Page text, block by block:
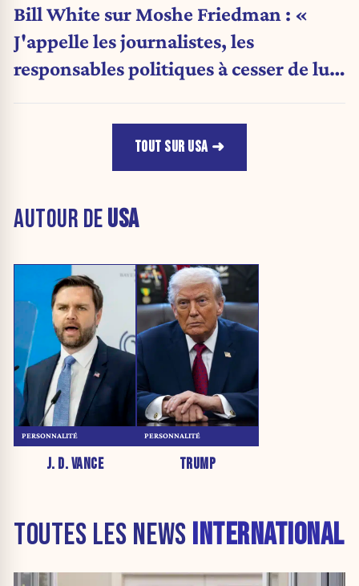
Bill White sur Moshe Friedman : «
J'appelle les journalistes, les
responsables politiques à cesser de lui
TOUT SUR USA
AUTOUR DEUSA
J. D. VANCE
PERSONNALITÉ
TRUMP
PERSONNALITÉ
TOUTES LES NEWS INTERNATIONAL